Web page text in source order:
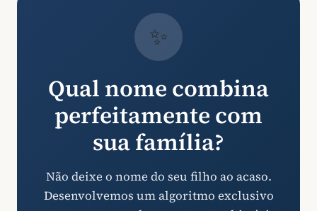
✨
Qual nome combina
perfeitamente com
sua família?
Não deixe o nome do seu filho ao acaso.
Desenvolvemos um algoritmo exclusivo